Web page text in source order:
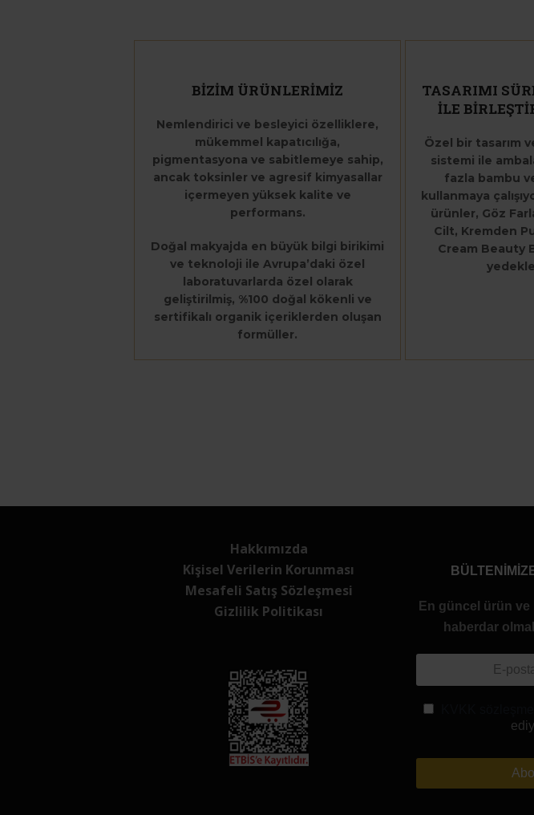
BİZİM ÜRÜNLERİMİZ
Nemlendirici ve besleyici özelliklere,
mükemmel kapatıcılığa,
pigmentasyona ve sabitlemeye sahip,
ancak toksinler ve agresif kimyasallar
içermeyen yüksek kalite ve
performans.
Doğal makyajda en büyük bilgi birikimi
ve teknoloji ile Avrupa’daki özel
laboratuvarlarda özel olarak
geliştirilmiş, %100 doğal kökenli ve
sertifikalı organik içeriklerden oluşan
formüller.
TASARIMI
İLE
Özel bir tasarım
sistemi ile
fazla bambu
kullanmaya
ürünler, Göz
Cilt, Kremden
Cream Beauty
Hakkımızda
Kişisel Verilerin Korunması
Mesafeli Satış Sözleşmesi
Gizlilik Politikası
En güncel ürün ve
haberdar